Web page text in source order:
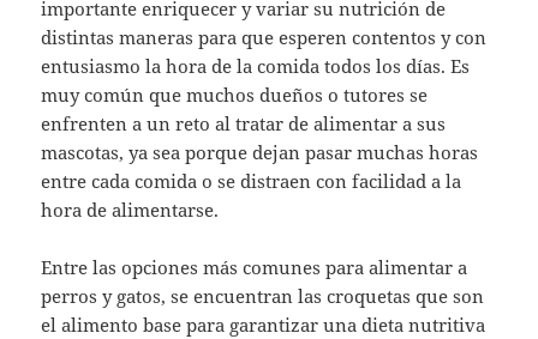
importante enriquecer y variar su nutrición de
distintas maneras para que esperen contentos y con
entusiasmo la hora de la comida todos los días. Es
muy común que muchos dueños o tutores se
enfrenten a un reto al tratar de alimentar a sus
mascotas, ya sea porque dejan pasar muchas horas
entre cada comida o se distraen con facilidad a la
hora de alimentarse.
Entre las opciones más comunes para alimentar a
perros y gatos, se encuentran las croquetas que son
el alimento base para garantizar una dieta nutritiva